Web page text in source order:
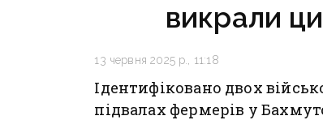
викрали
13 червня 2025 р., 11:18
Ідентифіковано двох
підвалах фермерів у